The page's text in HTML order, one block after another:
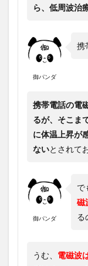
ら、低周波治
御パンダ
携
携帯電話の電
るが、そこま
に体温上昇が
ないとされて
御パンダ
で
磁
る
うむ、 電磁波